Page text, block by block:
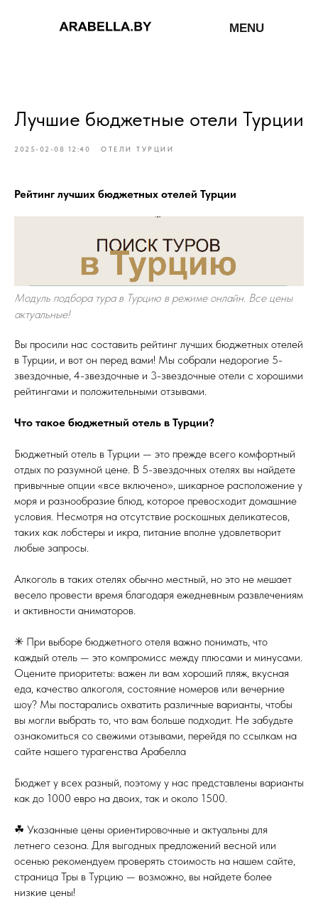
MENU
Лучшие бюджетные отели Турции
2025-02-08 12:40 ОТЕЛИ ТУРЦИИ
Рейтинг лучших бюджетных отелей Турции
Модуль подбора тура в Турцию в режиме онлайн. Все цены
актуальные!
Вы просили нас составить рейтинг лучших бюджетных отелей
в Турции, и вот он перед вами! Мы собрали недорогие 5-
звездочные, 4-звездочные и 3-звездочные отели с хорошими
рейтингами и положительными отзывами.
Что такое бюджетный отель в Турции?
Бюджетный отель в Турции — это прежде всего комфортный
отдых по разумной цене. В 5-звездочных отелях вы найдете
привычные опции «все включено», шикарное расположение у
моря и разнообразие блюд, которое превосходит домашние
условия. Несмотря на отсутствие роскошных деликатесов,
таких как лобстеры и икра, питание вполне удовлетворит
любые запросы.
Алкоголь в таких отелях обычно местный, но это не мешает
весело провести время благодаря ежедневным развлечениям
и активности аниматоров.
✳ При выборе бюджетного отеля важно понимать, что
каждый отель — это компромисс между плюсами и минусами.
Оцените приоритеты: важен ли вам хороший пляж, вкусная
еда, качество алкоголя, состояние номеров или вечерние
шоу? Мы постарались охватить различные варианты, чтобы
вы могли выбрать то, что вам больше подходит. Не забудьте
ознакомиться со свежими отзывами, перейдя по ссылкам на
сайте нашего турагенства Арабелла
Бюджет у всех разный, поэтому у нас представлены варианты
как до 1000 евро на двоих, так и около 1500.
☘ Указанные цены ориентировочные и актуальны для
летнего сезона. Для выгодных предложений весной или
осенью рекомендуем проверять стоимость на нашем сайте,
страница Тры в Турцию — возможно, вы найдете более
низкие цены!